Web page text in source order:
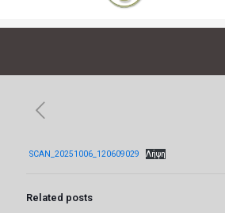
SCAN_20251006_120609029 Λήψη
Related posts